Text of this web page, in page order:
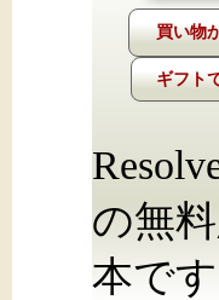
ギフト
の無
本です